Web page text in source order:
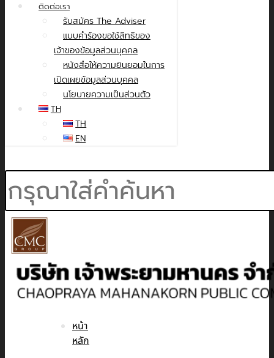
ติดต่อเรา
รับสมัคร The Adviser
แบบคำร้องขอใช้สิทธิของ
เจ้าของข้อมูลส่วนบุคคล
หนังสือให้ความยินยอมในการ
เปิดเผยข้อมูลส่วนบุคคล
นโยบายความเป็นส่วนตัว
TH
TH
EN
หน้า
หลัก